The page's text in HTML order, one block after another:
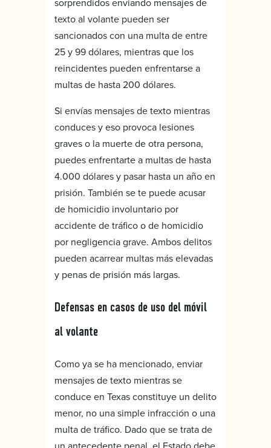
texto al volante pueden ser
sancionados con una multa de entre
25 y 99 dólares, mientras que los
reincidentes pueden enfrentarse a
multas de hasta 200 dólares.
Si envías mensajes de texto mientras
conduces y eso provoca lesiones
graves o la muerte de otra persona,
puedes enfrentarte a multas de hasta
4.000 dólares y pasar hasta un año en
prisión. También se te puede acusar
de homicidio involuntario por
accidente de tráfico o de homicidio
por negligencia grave. Ambos delitos
pueden acarrear multas más elevadas
y penas de prisión más largas.
Defensas en casos de uso del móvil
al volante
Como ya se ha mencionado, enviar
mensajes de texto mientras se
conduce en Texas constituye un delito
menor, no una simple infracción o una
multa de tráfico. Dado que se trata de